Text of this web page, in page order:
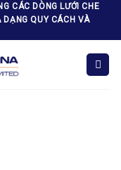
CÁC DÒNG LƯỚI CHE
DẠNG QUY CÁCH VÀ